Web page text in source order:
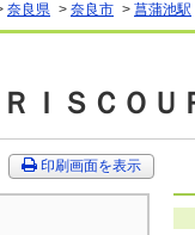
奈良県 > 奈良市 > 菖蒲池駅
ＩＳＣＯ
印刷画面を表示